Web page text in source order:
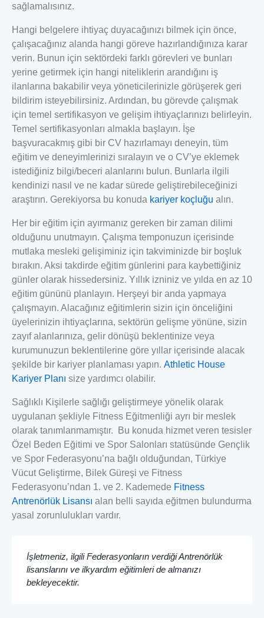
sağlamalısınız.
Hangi belgelere ihtiyaç duyacağınızı bilmek için önce,
çalışacağınız alanda hangi göreve hazırlandığınıza karar
verin. Bunun için sektördeki farklı görevleri ve bunları
yerine getirmek için hangi niteliklerin arandığını iş
ilanlarına bakabilir veya yöneticilerinizle görüşerek geri
bildirim isteyebilirsiniz. Ardından, bu görevde çalışmak
için temel sertifikasyon ve gelişim ihtiyaçlarınızı belirleyin.
Temel sertifikasyonları almakla başlayın. İşe
başvuracakmış gibi bir CV hazırlamayı deneyin, tüm
eğitim ve deneyimlerinizi sıralayın ve o CV’ye eklemek
istediğiniz bilgi/beceri alanlarını bulun. Bunlarla ilgili
kendinizi nasıl ve ne kadar sürede geliştirebileceğinizi
araştırın. Gerekiyorsa bu konuda kariyer koçluğu alın.
Her bir eğitim için ayırmanız gereken bir zaman dilimi
olduğunu unutmayın. Çalışma temponuzun içerisinde
mutlaka mesleki gelişiminiz için takviminizde bir boşluk
bırakın. Aksi takdirde eğitim günlerini para kaybettiğiniz
günler olarak hissedersiniz. Yıllık izniniz ve yılda en az 10
eğitim gününü planlayın. Herşeyi bir anda yapmaya
çalışmayın. Alacağınız eğitimlerin sizin için önceliğini
üyelerinizin ihtiyaçlarına, sektörün gelişme yönüne, sizin
zayıf alanlarınıza, gelir dönüşü beklentinize veya
kurumunuzun beklentilerine göre yıllar içerisinde alacak
şekilde bir kariyer planlaması yapın. Athletic House
Kariyer Planı size yardımcı olabilir.
Sağlıklı Kişilerle sağlığı geliştirmeye yönelik olarak
uygulanan şekliyle Fitness Eğitmenliği ayrı bir meslek
olarak tanımlanmamıştır. Bu konuda hizmet veren tesisler
Özel Beden Eğitimi ve Spor Salonları statüsünde Gençlik
ve Spor Federasyonu’na bağlı olduğundan, Türkiye
Vücut Geliştirme, Bilek Güreşi ve Fitness
Federasyonu’ndan 1. ve 2. Kademede Fitness
Antrenörlük Lisansı alan belli sayıda eğitmen bulundurma
yasal zorunlulukları vardır.
İşletmeniz, ilgili Federasyonların verdiği Antrenörlük
lisanslarını ve ilkyardım eğitimleri de almanızı
bekleyecektir.